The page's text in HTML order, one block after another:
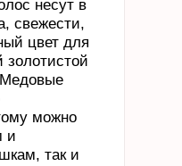
несут в
свежести,
цвет для
золотистой
можно
и
так и